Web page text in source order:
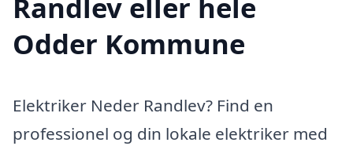
Randlev eller hele
Odder Kommune
Elektriker Neder Randlev? Find en
professionel og din lokale elektriker med